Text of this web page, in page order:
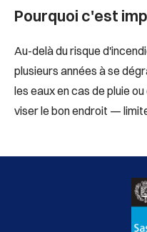
Pourquoi c'est
Au-delà du risque
plusieurs années à se
les eaux en cas de pluie
viser le bon endroit —